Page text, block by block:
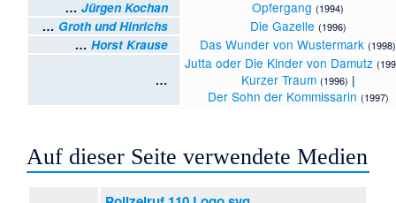
… Jürgen Kochan Opfergang (1994)
… Groth und Hinrichs Die Gazelle (1996)
… Horst Krause Das Wunder von Wustermark (1998)
…
Jutta oder Die Kinder von Damutz
Kurzer Traum (1996) |
Der Sohn der Kommissarin (1997)
Auf dieser Seite verwendete Medien